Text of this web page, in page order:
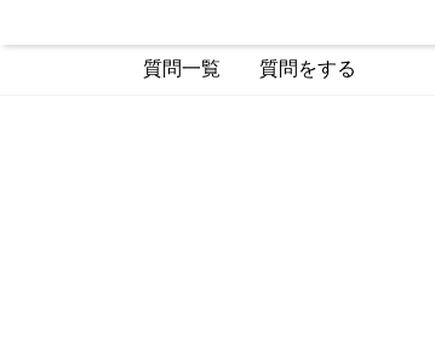
質問一覧 質問をする